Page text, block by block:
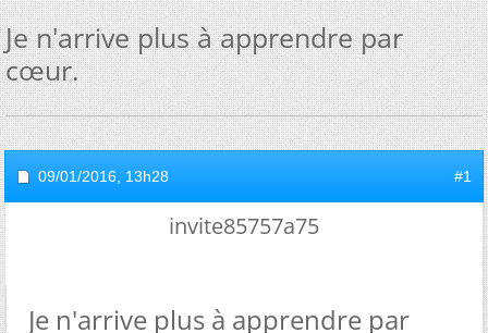
Je n'arrive plus à apprendre par
cœur.
09/01/2016, 13h28 #1
invite85757a75
Je n'arrive plus à apprendre par